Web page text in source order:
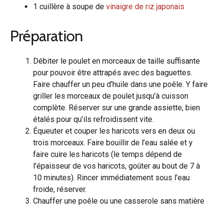
1 cuillère à soupe de vinaigre de riz japonais
Préparation
Débiter le poulet en morceaux de taille suffisante
pour pouvoir être attrapés avec des baguettes.
Faire chauffer un peu d’huile dans une poêle. Y faire
griller les morceaux de poulet jusqu’à cuisson
complète. Réserver sur une grande assiette, bien
étalés pour qu’ils refroidissent vite.
Équeuter et couper les haricots vers en deux ou
trois morceaux. Faire bouillir de l’eau salée et y
faire cuire les haricots (le temps dépend de
l’épaisseur de vos haricots, goûter au bout de 7 à
10 minutes). Rincer immédiatement sous l’eau
froide, réserver.
Chauffer une poêle ou une casserole sans matière